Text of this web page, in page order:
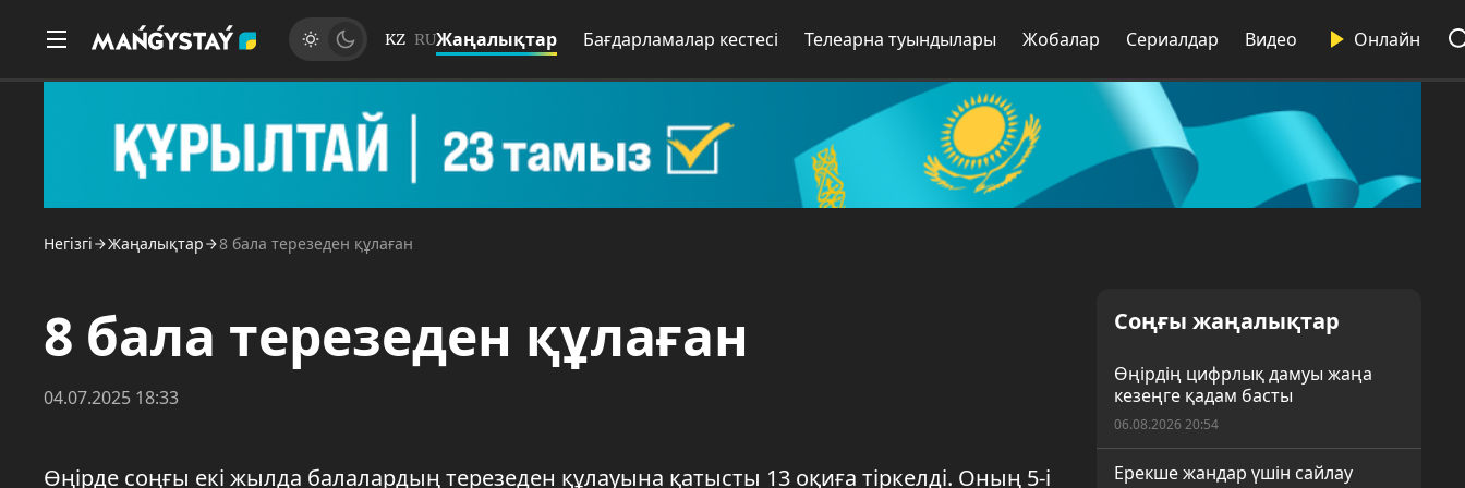
KZ RUЖаңалықтар Бағдарламалар кестесі Телеарна туындылары Жобалар Сериалдар Видео Онлайн
Негізгі Жаңалықтар 8 бала терезеден құлаған
8 бала терезеден құлаған
04.07.2025 18:33
Өңірде соңғы екі жылда балалардың терезеден құлауына қатысты 13 оқиға тіркелді. Оның 5-і
Соңғы жаңалықтар
Өңірдің цифрлық дамуы жаңа
кезеңге қадам басты
06.08.2026 20:54
Ерекше жандар үшін сайлау